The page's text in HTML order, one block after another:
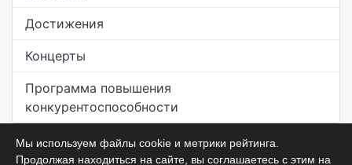
Достижения
Концерты
Программа повышения
конкурентоспособности
Мы используем файлы cookie и метрики рейтинга.
Продолжая находиться на сайте, вы соглашаетесь с этим на